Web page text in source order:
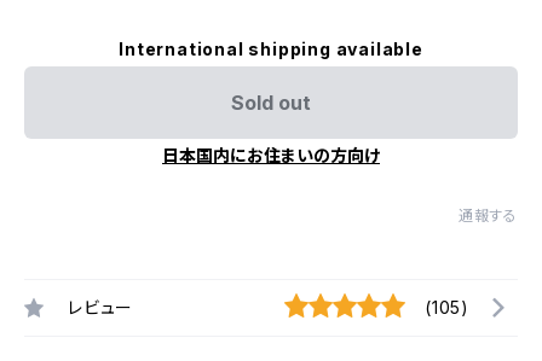
International shipping available
Sold out
日本国内にお住まいの方向け
通報する
レビュー (105)